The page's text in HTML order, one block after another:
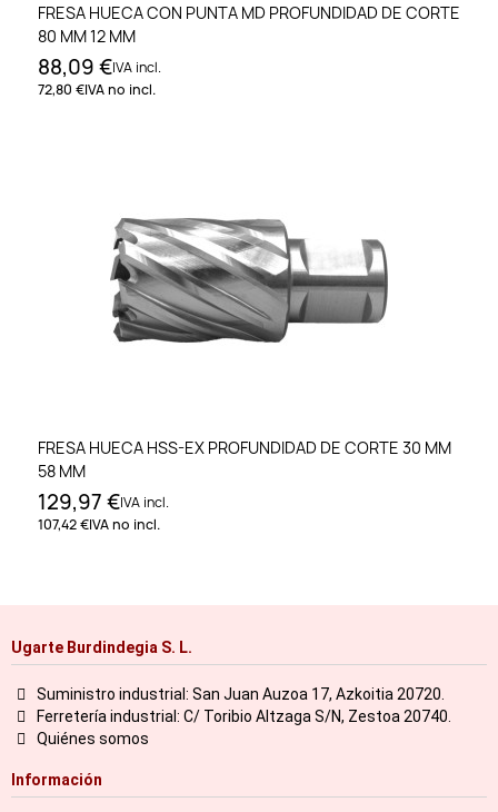
FRESA HUECA CON PUNTA MD PROFUNDIDAD DE CORTE
80 MM 12 MM
88,09 €IVA incl.
72,80 €IVA no incl.
FRESA HUECA HSS-EX PROFUNDIDAD DE CORTE 30 MM
58 MM
129,97 €IVA incl.
107,42 €IVA no incl.
Ugarte Burdindegia S. L.
Suministro industrial: San Juan Auzoa 17, Azkoitia 20720.
Ferretería industrial: C/ Toribio Altzaga S/N, Zestoa 20740.
Quiénes somos
Información